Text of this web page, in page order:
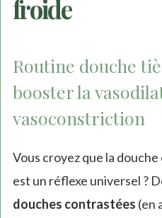
froide
Routine douche
booster la
vasoconstriction
Vous croyez que la
est un réflexe universel ?
douches contrastées (en